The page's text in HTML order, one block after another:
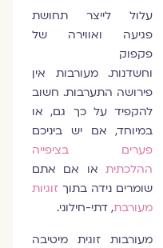
עלול לייצר תחושת
פגיעה ואווירה של
פקפוק
וחשדנות. מעורבות אין
פירושה התערבות. חשוב
להקפיד על כך גם, או
במיוחד, אם יש ביניכם
פערים בציפייה
ההלכתיתאו אם אתם
שומרים נידה בתוךזוגיות
מעורבת, דתי-חילוני.
מעורבות זוגית מיטיבה